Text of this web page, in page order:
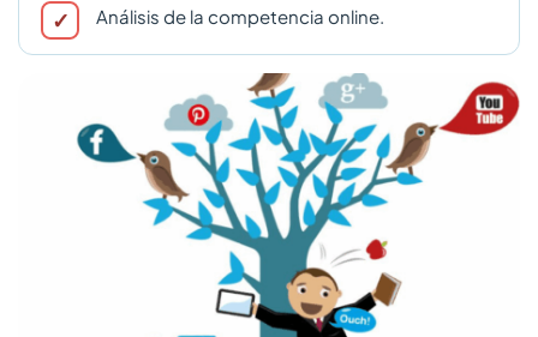
Análisis de la competencia online.